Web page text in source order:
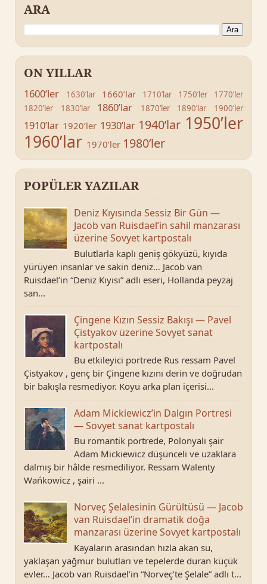
ARA
ON YILLAR
1600’ler 1630’lar 1660’lar 1710’lar 1750’ler
1770’ler
1820’ler
1830’lar 1860’lar 1870’ler 1890’lar 1900’ler
1910’lar 1920’ler 1930’lar 1940’lar 1950’ler
1960’lar 1970’ler 1980’ler
POPÜLER YAZILAR
Deniz Kıyısında Sessiz Bir Gün —
Jacob van Ruisdael’in sahil manzarası
üzerine Sovyet kartpostalı
Bulutlarla kaplı geniş gökyüzü, kıyıda
yürüyen insanlar ve sakin deniz… Jacob van
Ruisdael’in “Deniz Kıyısı” adlı eseri, Hollanda peyzaj
san...
Çingene Kızın Sessiz Bakışı — Pavel
Çistyakov üzerine Sovyet sanat
kartpostalı
Bu etkileyici portrede Rus ressam Pavel
Çistyakov , genç bir Çingene kızını derin ve doğrudan
bir bakışla resmediyor. Koyu arka plan içerisi...
Adam Mickiewicz’in Dalgın Portresi
— Sovyet sanat kartpostalı
Bu romantik portrede, Polonyalı şair
Adam Mickiewicz düşünceli ve uzaklara
dalmış bir hâlde resmediliyor. Ressam Walenty
Wańkowicz , şairi ...
Norveç Şelalesinin Gürültüsü — Jacob
van Ruisdael’in dramatik doğa
manzarası üzerine Sovyet kartpostalı
Kayaların arasından hızla akan su,
yaklaşan yağmur bulutları ve tepelerde duran küçük
evler… Jacob van Ruisdael’in “Norveç’te Şelale” adlı t...